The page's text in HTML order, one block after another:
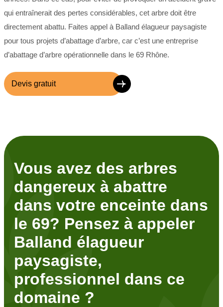
qui entraînerait des pertes considérables, cet arbre doit être
directement abattu. Faites appel à Balland élagueur paysagiste
pour tous projets d’abattage d’arbre, car c’est une entreprise
d’abattage d’arbre opérationnelle dans le 69 Rhône.
Devis gratuit
Vous avez des arbres
dangereux à abattre
dans votre enceinte dans
le 69? Pensez à appeler
Balland élagueur
paysagiste,
professionnel dans ce
domaine ?